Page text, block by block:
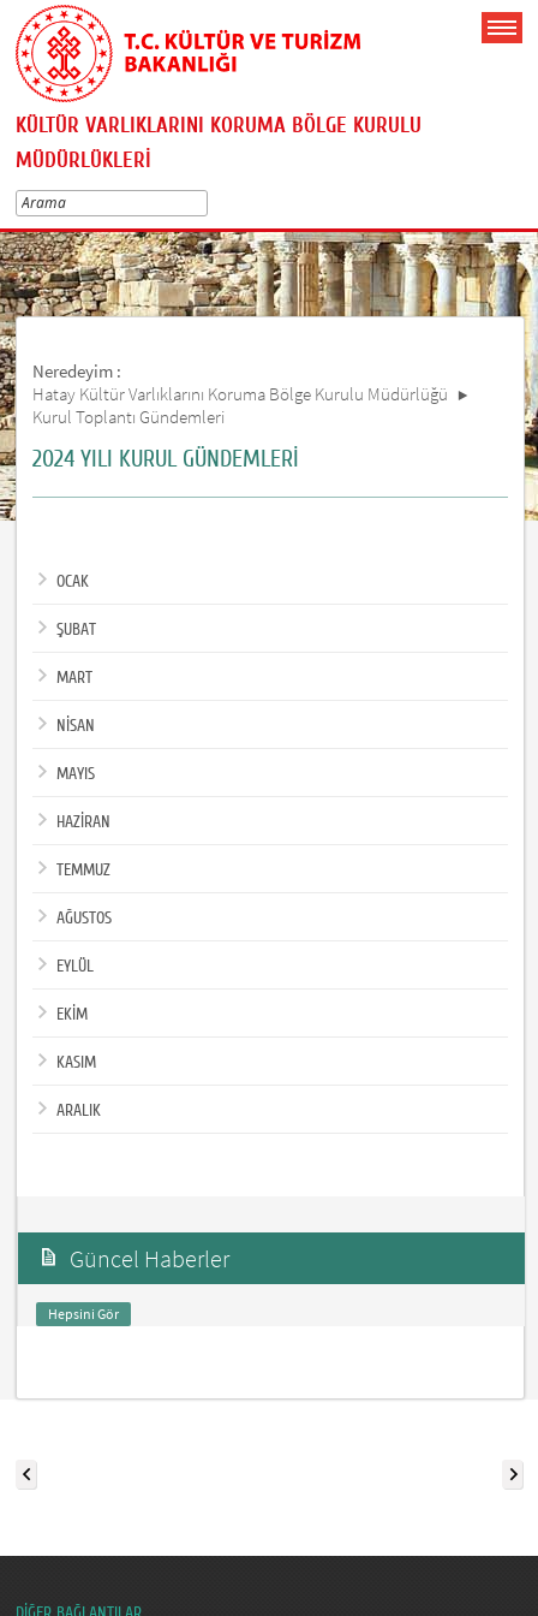
KÜLTÜR VARLIKLARINI KORUMA BÖLGE KURULU
MÜDÜRLÜKLERİ
Neredeyim :
Hatay Kültür Varlıklarını Koruma Bölge Kurulu Müdürlüğü
Kurul Toplantı Gündemleri
2024 YILI KURUL GÜNDEMLERİ
OCAK
ŞUBAT
MART
NİSAN
MAYIS
HAZİRAN
TEMMUZ
AĞUSTOS
EYLÜL
EKİM
KASIM
ARALIK
Güncel Haberler
Hepsini Gör